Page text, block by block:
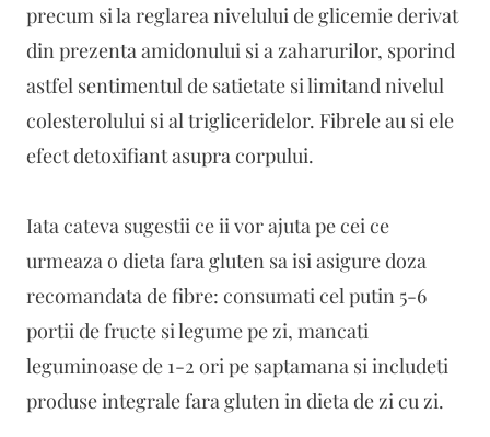
precum si la reglarea nivelului de glicemie derivat
din prezenta amidonului si a zaharurilor, sporind
astfel sentimentul de satietate si limitand nivelul
colesterolului si al trigliceridelor. Fibrele au si ele
efect detoxifiant asupra corpului.
Iata cateva sugestii ce ii vor ajuta pe cei ce
urmeaza o dieta fara gluten sa isi asigure doza
recomandata de fibre: consumati cel putin 5-6
portii de fructe si legume pe zi, mancati
leguminoase de 1-2 ori pe saptamana si includeti
produse integrale fara gluten in dieta de zi cu zi.